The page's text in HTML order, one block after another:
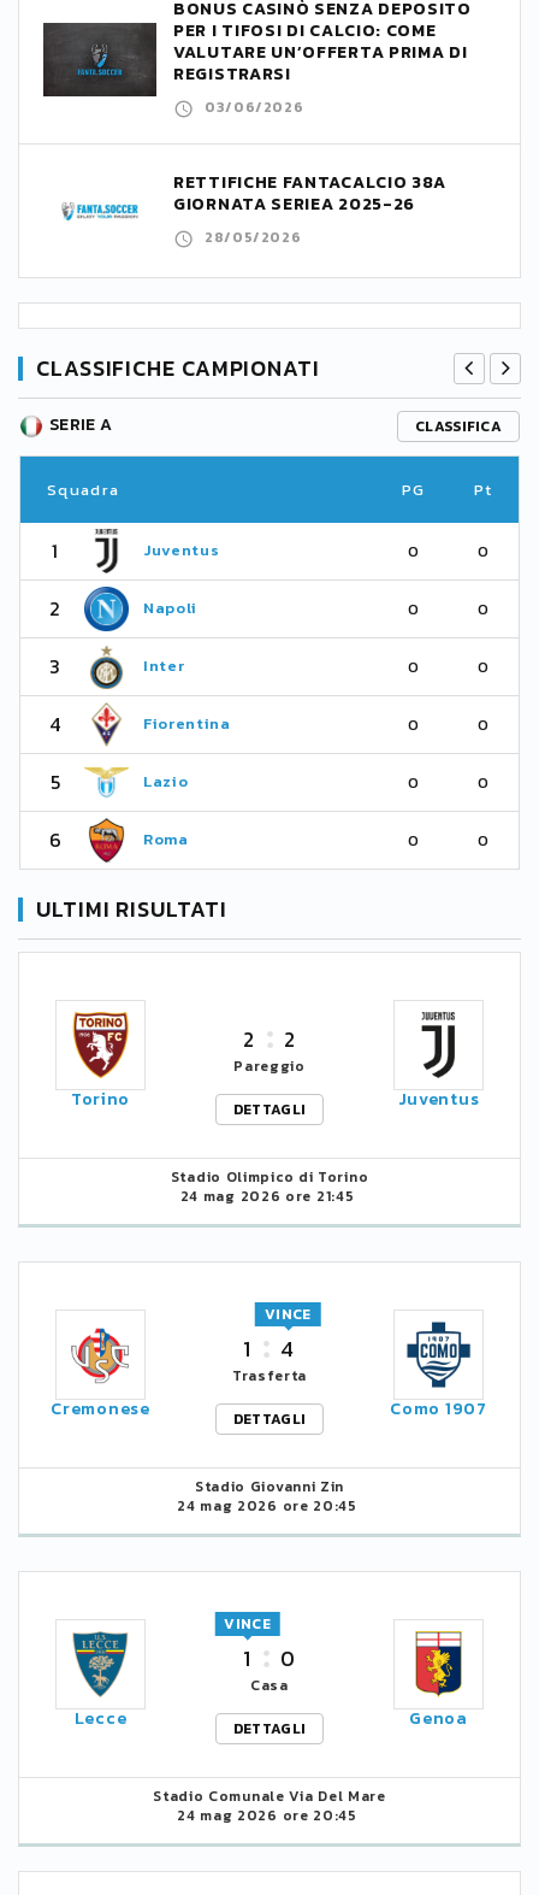
BONUS CASINÒ SENZA DEPOSITO
PER I TIFOSI DI CALCIO: COME
VALUTARE UN’OFFERTA PRIMA DI
REGISTRARSI
03/06/2026
RETTIFICHE FANTACALCIO 38A
GIORNATA SERIEA 2025-26
28/05/2026
CLASSIFICHE CAMPIONATI
SERIE A CLASSIFICA
Squadra PG Pt
1 Juventus 0 0
2 Napoli 0 0
3 Inter 0 0
4 Fiorentina 0 0
5 Lazio 0 0
6 Roma 0 0
ULTIMI RISULTATI
Torino
2 2
Pareggio
DETTAGLI
Juventus
Stadio Olimpico di Torino
24 mag 2026 ore 21:45
Cremonese
1 4
VINCE
Trasferta
DETTAGLI
Como 1907
Stadio Giovanni Zin
24 mag 2026 ore 20:45
Lecce
1
VINCE
0
Casa
DETTAGLI
Genoa
Stadio Comunale Via Del Mare
24 mag 2026 ore 20:45